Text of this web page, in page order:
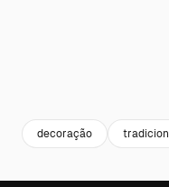
decoração